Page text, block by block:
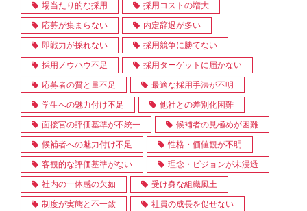
場当たり的な採用 採用コストの増大
応募が集まらない 内定辞退が多い
即戦力が採れない 採用競争に勝てない
採用ノウハウ不足 採用ターゲットに届かない
応募者の質と量不足 最適な採用手法が不明
学生への魅力付け不足 他社との差別化困難
面接官の評価基準が不統一 候補者の見極めが困難
候補者への魅力付け不足 性格・価値観が不明
客観的な評価基準がない 理念・ビジョンが未浸透
社内の一体感の欠如 受け身な組織風土
制度が実態と不一致 社員の成長を促せない